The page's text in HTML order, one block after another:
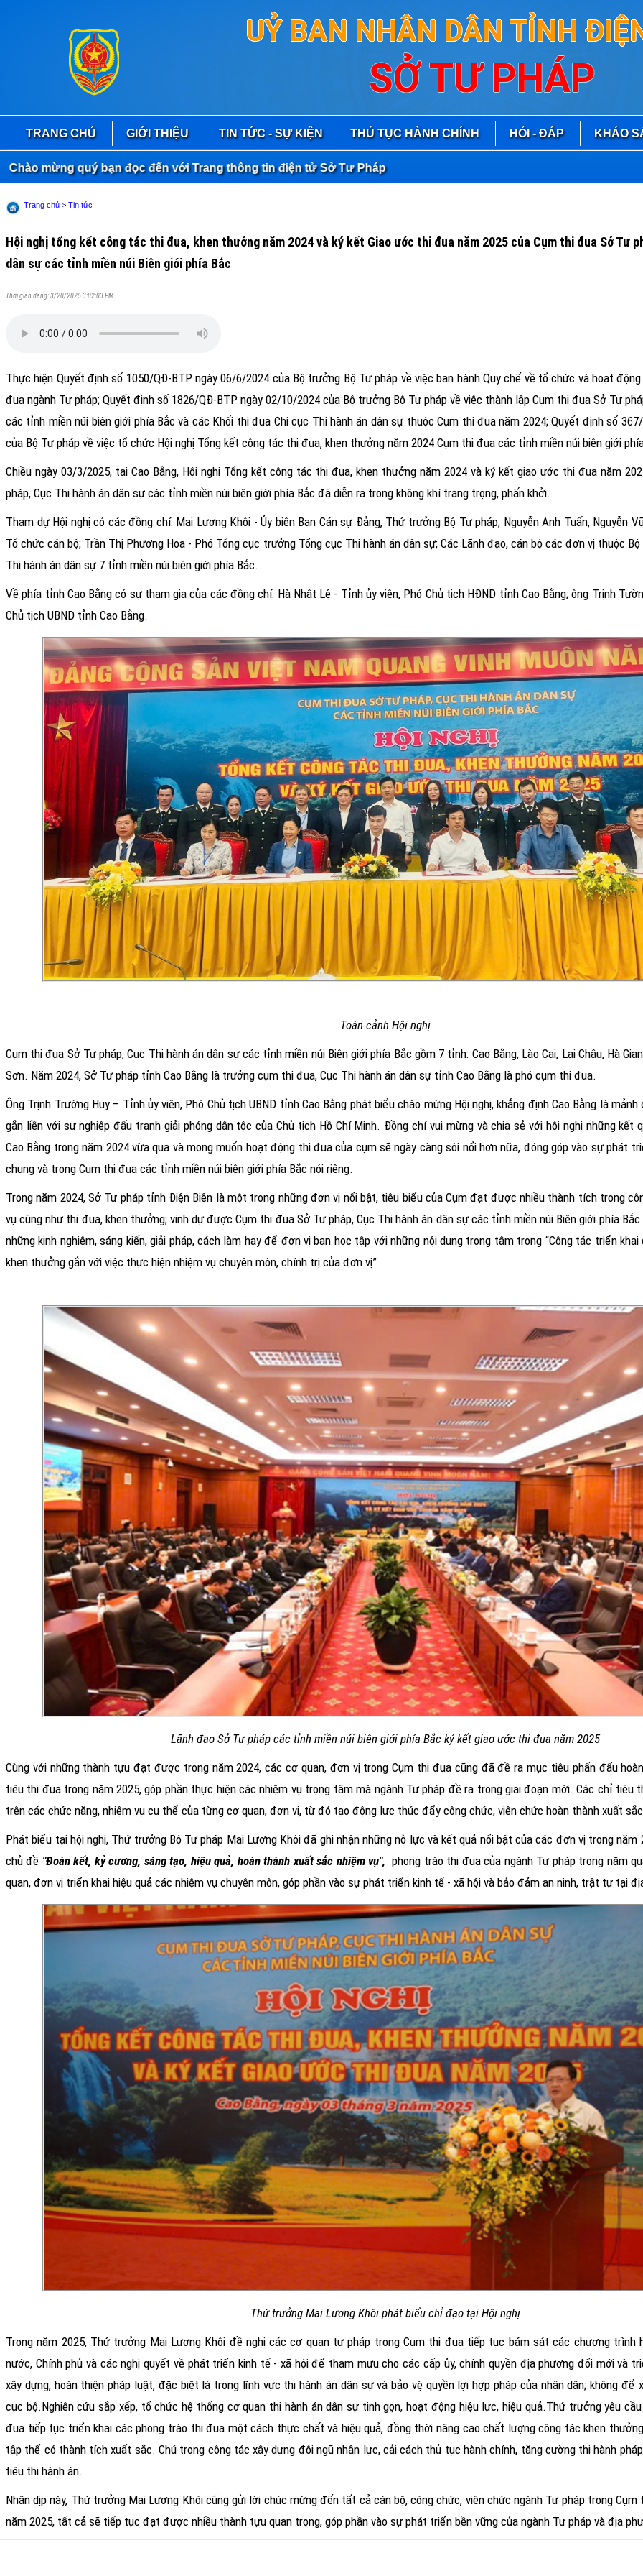
UỶ BAN NHÂN DÂN TỈNH
SỞ TƯ PHÁP
TRANG CHỦ GIỚI THIỆU TIN TỨC - SỰ KIỆN THỦ TỤC HÀNH CHÍNH HỎI - ĐÁP KHẢO
mừng quý bạn đọc đến với Trang thông tin điện tử Sở Tư Pháp
Trang chủ > Tin tức
Hội nghị tổng kết công tác thi đua, khen thưởng năm 2024 và ký kết Giao ước thi đua năm 2025 của Cụm thi đua Sở Tư
dân sự các tỉnh miền núi Biên giới phía Bắc
Thời gian đăng: 3/20/2025 3:02:03 PM
Thực hiện Quyết định số 1050/QĐ-BTP ngày 06/6/2024 của Bộ trưởng Bộ Tư pháp về việc ban hành Quy chế về tổ chức và hoạt
đua ngành Tư pháp; Quyết định số 1826/QĐ-BTP ngày 02/10/2024 của Bộ trưởng Bộ Tư pháp về việc thành lập Cụm thi đua Sở Tư
các tỉnh miền núi biên giới phía Bắc và các Khối thi đua Chi cục Thi hành án dân sự thuộc Cụm thi đua năm 2024; Quyết định số
của Bộ Tư pháp về việc tổ chức Hội nghị Tổng kết công tác thi đua, khen thưởng năm 2024 Cụm thi đua các tỉnh miền núi biên giới
Chiều ngày 03/3/2025, tại Cao Bằng, Hội nghị Tổng kết công tác thi đua, khen thưởng năm 2024 và ký kết giao ước thi đua năm
pháp, Cục Thi hành án dân sự các tỉnh miền núi biên giới phía Bắc đã diễn ra trong không khí trang trọng, phấn khởi.
Tham dự Hội nghị có các đồng chí: Mai Lương Khôi - Ủy biên Ban Cán sự Đảng, Thứ trưởng Bộ Tư pháp; Nguyễn Anh Tuấn, Nguyễn
Tổ chức cán bộ; Trần Thị Phương Hoa - Phó Tổng cục trưởng Tổng cục Thi hành án dân sự; Các Lãnh đạo, cán bộ các đơn vị thuộc Bộ
Thi hành án dân sự 7 tỉnh miền núi biên giới phía Bắc.
Về phía tỉnh Cao Bằng có sự tham gia của các đồng chí: Hà Nhật Lệ - Tỉnh ủy viên, Phó Chủ tịch HĐND tỉnh Cao Bằng; ông Trịnh
Chủ tịch UBND tỉnh Cao Bằng.
Toàn cảnh Hội nghị
Cụm thi đua Sở Tư pháp, Cục Thi hành án dân sự các tỉnh miền núi Biên giới phía Bắc gồm 7 tỉnh: Cao Bằng, Lào Cai, Lai Châu, Hà
Sơn. Năm 2024, Sở Tư pháp tỉnh Cao Bằng là trưởng cụm thi đua, Cục Thi hành án dân sự tỉnh Cao Bằng là phó cụm thi đua.
Ông Trịnh Trường Huy – Tỉnh ủy viên, Phó Chủ tịch UBND tỉnh Cao Bằng phát biểu chào mừng Hội nghị, khẳng định Cao Bằng là
gắn liền với sự nghiệp đấu tranh giải phóng dân tộc của Chủ tịch Hồ Chí Minh. Đồng chí vui mừng và chia sẻ với hội nghị những
Cao Bằng trong năm 2024 vừa qua và mong muốn hoạt động thi đua của cụm sẽ ngày càng sôi nổi hơn nữa, đóng góp vào sự phát
chung và trong Cụm thi đua các tỉnh miền núi biên giới phía Bắc nói riêng.
Trong năm 2024, Sở Tư pháp tỉnh Điện Biên là một trong những đơn vị nổi bật, tiêu biểu của Cụm đạt được nhiều thành tích trong
vụ cũng như thi đua, khen thưởng; vinh dự được Cụm thi đua Sở Tư pháp, Cục Thi hành án dân sự các tỉnh miền núi Biên giới phía
những kinh nghiệm, sáng kiến, giải pháp, cách làm hay để đơn vị bạn học tập với những nội dung trọng tâm trong “Công tác triển
khen thưởng gắn với việc thực hiện nhiệm vụ chuyên môn, chính trị của đơn vị”
Lãnh đạo Sở Tư pháp các tỉnh miền núi biên giới phía Bắc ký kết giao ước thi đua năm 2025
Cùng với những thành tựu đạt được trong năm 2024, các cơ quan, đơn vị trong Cụm thi đua cũng đã đề ra mục tiêu phấn đấu
tiêu thi đua trong năm 2025, góp phần thực hiện các nhiệm vụ trọng tâm mà ngành Tư pháp đề ra trong giai đoạn mới. Các chỉ tiêu
trên các chức năng, nhiệm vụ cụ thể của từng cơ quan, đơn vị, từ đó tạo động lực thúc đẩy công chức, viên chức hoàn thành xuất
Phát biểu tại hội nghị, Thứ trưởng Bộ Tư pháp Mai Lương Khôi đã ghi nhận những nỗ lực và kết quả nổi bật của các đơn vị trong
chủ đề "Đoàn kết, kỷ cương, sáng tạo, hiệu quả, hoàn thành xuất sắc nhiệm vụ", phong trào thi đua của ngành Tư pháp trong năm
quan, đơn vị triển khai hiệu quả các nhiệm vụ chuyên môn, góp phần vào sự phát triển kinh tế - xã hội và bảo đảm an ninh, trật tự tại
Thứ trưởng Mai Lương Khôi phát biểu chỉ đạo tại Hội nghị
Trong năm 2025, Thứ trưởng Mai Lương Khôi đề nghị các cơ quan tư pháp trong Cụm thi đua tiếp tục bám sát các chương trình
nước, Chính phủ và các nghị quyết về phát triển kinh tế - xã hội để tham mưu cho các cấp ủy, chính quyền địa phương đổi mới và
xây dựng, hoàn thiện pháp luật, đặc biệt là trong lĩnh vực thi hành án dân sự và bảo vệ quyền lợi hợp pháp của nhân dân; không để
cục bộ.Nghiên cứu sắp xếp, tổ chức hệ thống cơ quan thi hành án dân sự tinh gọn, hoạt động hiệu lực, hiệu quả.Thứ trưởng yêu
đua tiếp tục triển khai các phong trào thi đua một cách thực chất và hiệu quả, đồng thời nâng cao chất lượng công tác khen
tập thể có thành tích xuất sắc. Chú trọng công tác xây dựng đội ngũ nhân lực, cải cách thủ tục hành chính, tăng cường thi hành
tiêu thi hành án.
Nhân dịp này, Thứ trưởng Mai Lương Khôi cũng gửi lời chúc mừng đến tất cả cán bộ, công chức, viên chức ngành Tư pháp trong
năm 2025, tất cả sẽ tiếp tục đạt được nhiều thành tựu quan trọng, góp phần vào sự phát triển bền vững của ngành Tư pháp và địa